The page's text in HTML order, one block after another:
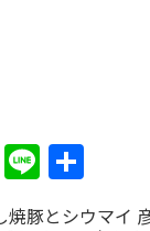
Email
Line
有
焼豚とシウマイ